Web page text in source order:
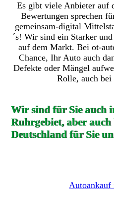
Es gibt viele Anbieter auf
Bewertungen sprechen
gemeinsam-digital
´s! Wir sind ein Starker
auf dem Markt. Bei ot-
Chance, Ihr Auto auch
Defekte oder Mängel
Rolle, auch bei
Wir sind für Sie auch
Ruhrgebiet, aber
Deutschland für Sie
Autoankauf